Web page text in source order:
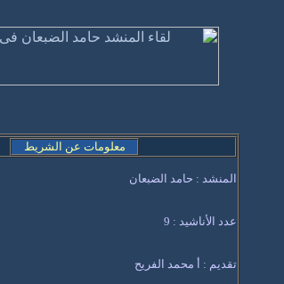
معلومات عن الشريط
المنشد : حامد الضبعان
عدد الأناشيد : 9
تقديم : أ محمد الفريح